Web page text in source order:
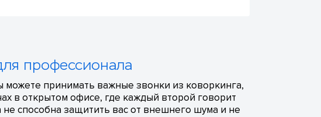
профессионала
принимать важные звонки из коворкинга,
в открытом офисе, где каждый второй говорит
способна защитить вас от внешнего шума и не